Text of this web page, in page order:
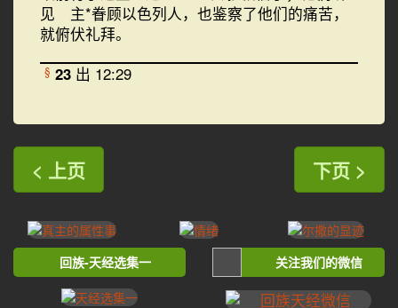
见 主*眷顾以色列人，也鉴察了他们的痛苦，
就俯伏礼拜。
§ 23 出 12:29
< 上页 下页 >
回族-天经选集一 关注我们的微信